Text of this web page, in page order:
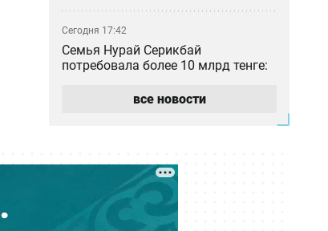
Сегодня 17:42
Семья Нурай Серикбай
потребовала более 10 млрд тенге:
погибли на работе в регионах
все новости